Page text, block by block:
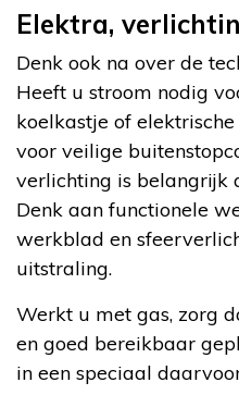
Elektra,
Denk ook na over de
Heeft u stroom nodig
koelkastje of
voor veilige
verlichting is belangrijk
Denk aan functionele
werkblad en
uitstraling.
Werkt u met gas, zorg
en goed bereikbaar
in een speciaal